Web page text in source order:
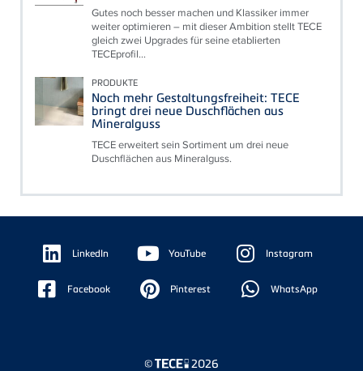
Gutes noch besser machen und Klassiker immer
weiter optimieren – mit dieser Ambition stellt TECE
gleich zwei Upgrades für seine etablierten
TECEprofil...
PRODUKTE
Noch mehr Gestaltungsfreiheit: TECE
bringt drei neue Duschflächen aus
Mineralguss
TECE erweitert sein Sortiment um drei neue
Duschflächen aus Mineralguss.
Floating
Sidebar LinkedIn YouTube Instagram
Facebook Pinterest WhatsApp
© 2026